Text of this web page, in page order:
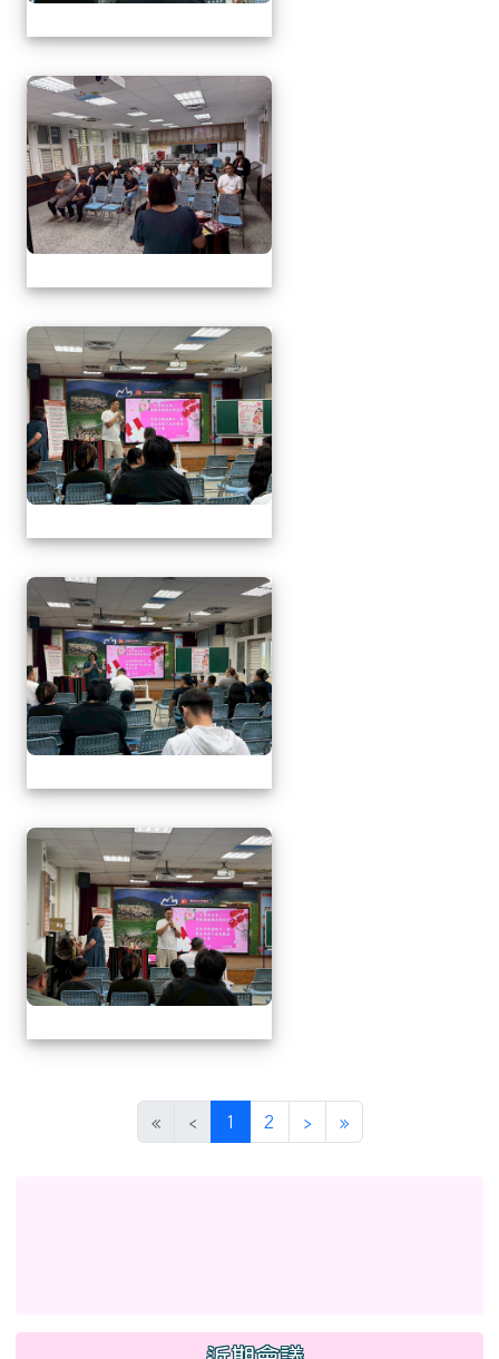
1150509母親節暨親職
1150509母親節暨親職
1150509母親節暨親職
1150509母親節暨親職
« ‹ 1 (目前頁次)
2 ›下一頁
»最後頁